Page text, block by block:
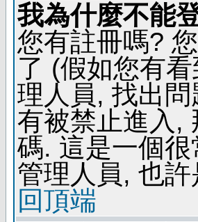
我為什麼不能
您有註冊嗎?
了 (假如您有
理人員, 找出
有被禁止進入,
碼. 這是一個
管理人員, 也
回頂端